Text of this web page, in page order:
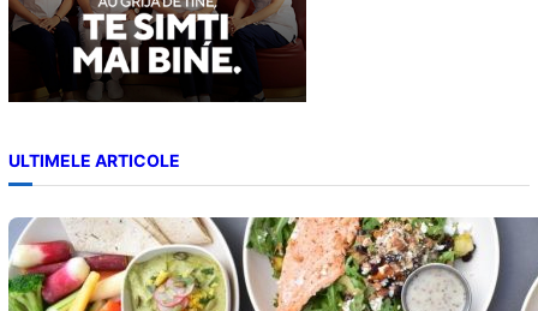
ULTIMELE ARTICOLE